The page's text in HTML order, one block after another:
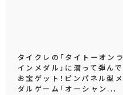
タイクレの「タイトーオンラ
インメダル」に潜って弾んで
お宝ゲット！ピンパネル型メ
ダルゲーム「オーシャン...